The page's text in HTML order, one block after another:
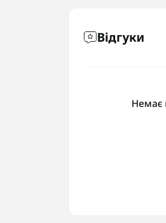
Відгуки
Немає